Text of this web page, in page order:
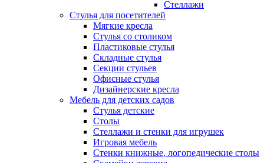
Стеллажи
Стулья для посетителей
Мягкие кресла
Стулья со столиком
Пластиковые стулья
Складные стулья
Секции стульев
Офисные стулья
Дизайнерские кресла
Мебель для детских садов
Стулья детские
Столы
Стеллажи и стенки для игрушек
Игровая мебель
Стенки книжные, логопедические столы